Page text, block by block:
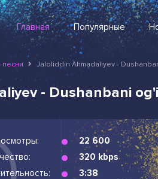
Главная Популярные
песни Jaloliddin Ahmadaliyev -
- Dushanbani
22 600
320 kbps
3:38